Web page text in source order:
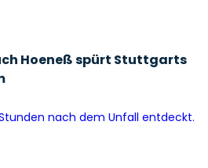
Hoeneß spürt Stuttgarts